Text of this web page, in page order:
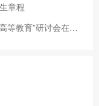
章程
台州学院赋能教育数智转型“人工智能+高等教育”研讨会在学校召开